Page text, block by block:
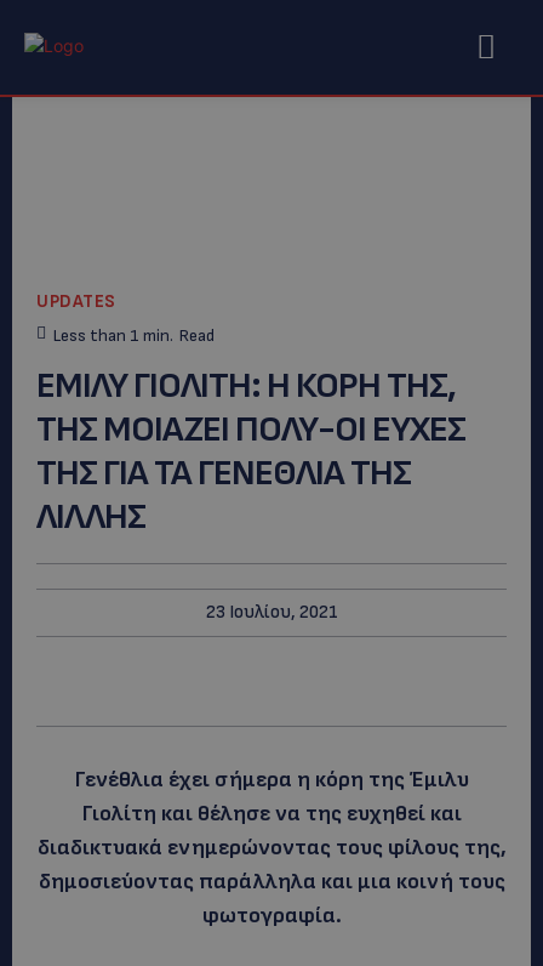
UPDATES
Less than 1 min. Read
ΕΜΙΛΥ ΓΙΟΛΙΤΗ: Η ΚΟΡΗ ΤΗΣ,
ΤΗΣ ΜΟΙΑΖΕΙ ΠΟΛΥ-ΟΙ ΕΥΧΕΣ
ΤΗΣ ΓΙΑ ΤΑ ΓΕΝΕΘΛΙΑ ΤΗΣ
ΛΙΛΛΗΣ
23 Ιουλίου, 2021
Γενέθλια έχει σήμερα η κόρη της Έμιλυ
Γιολίτη και θέλησε να της ευχηθεί και
διαδικτυακά ενημερώνοντας τους φίλους της,
δημοσιεύοντας παράλληλα και μια κοινή τους
φωτογραφία.